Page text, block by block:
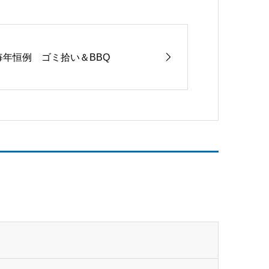
年恒例 ゴミ拾い＆BBQ